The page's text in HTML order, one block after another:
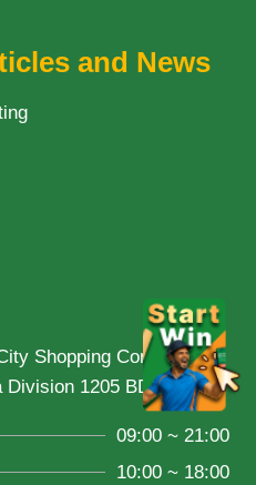
and News
Shopping Complex,
Division 1205 BD
09:00 ~ 21:00
10:00 ~ 18:00